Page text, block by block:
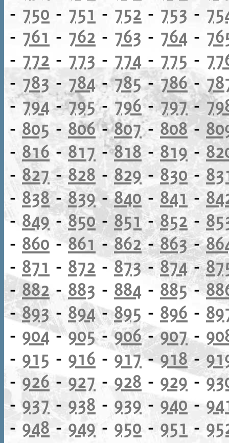
- 750 - 751 - 752 - 753 -
- 761 - 762 - 763 - 764 -
- 772 - 773 - 774 - 775 -
- 783 - 784-785-786-
-794-795-796-797-
- 805 - 806-807- 808-
- 816 - 817 -818-819 -
- 827-828 - 829-830 -
- 838-839-840 - 841 -
- 849 -850-851-852-
- 860 -861 -862-863-
- 871 - 872 - 873-874-
- 882- 883 - 884 - 885-
-893- 894-895 - 896 -
- 904-905-906-907-
- 915 - 916 - 917-918-
- 926-927 - 928 - 929-
-937- 938 - 939- 940 -
- 948- 949 - 950 - 951 -